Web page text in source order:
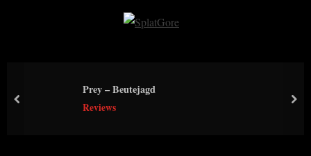
Prey – Beutejagd
Reviews
prev